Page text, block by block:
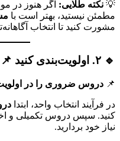
💡 نکته طلایی: اگر هنوز در
مطمئن نیستید، بهتر است با
مشورت کنید تا انتخاب
🔹 ۲. اولویت‌بندی کنید 📌
📌 دروس ضروری را در
در فرآیند انتخاب واحد، ابتدا
کنید. سپس دروس تکمیلی و
نیاز خود بردارید.